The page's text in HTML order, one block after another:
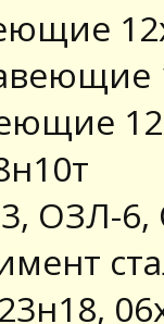
ОЗЛ-